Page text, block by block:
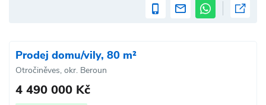
Prodej domu/vily, 80 m²
Otročiněves, okr. Beroun
4 490 000 Kč